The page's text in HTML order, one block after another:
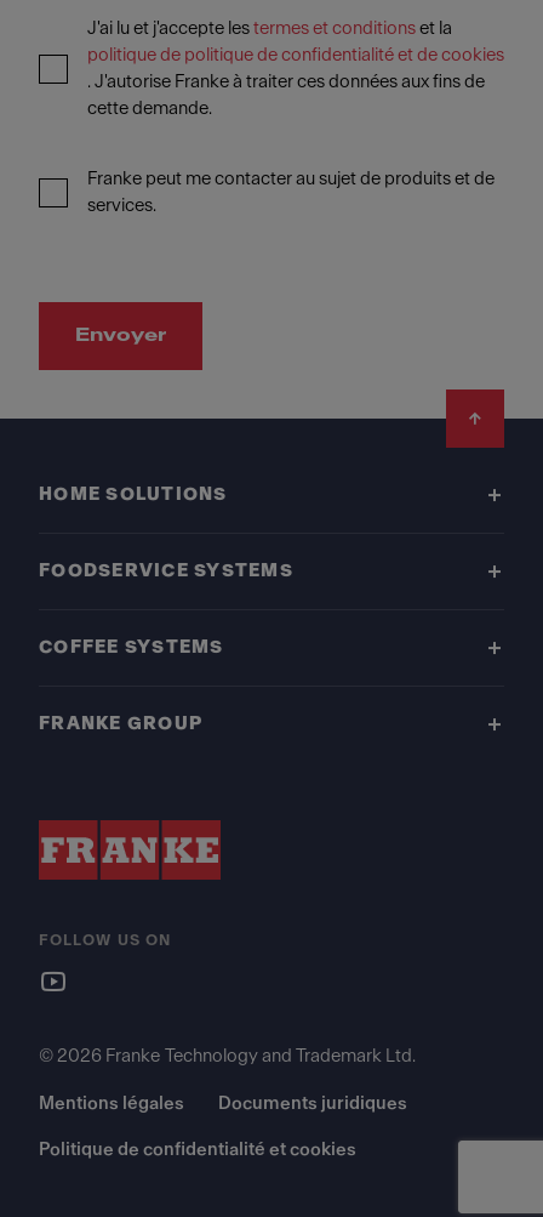
J'ai lu et j'accepte les termes et conditions et la
politique de politique de confidentialité et de cookies
. J'autorise Franke à traiter ces données aux fins de
cette demande.
Franke peut me contacter au sujet de produits et de
services.
Envoyer
HOME SOLUTIONS
FOODSERVICE SYSTEMS
COFFEE SYSTEMS
FRANKE GROUP
FOLLOW US ON
© 2026 Franke Technology and Trademark Ltd.
Mentions légales Documents juridiques
Politique de confidentialité et cookies